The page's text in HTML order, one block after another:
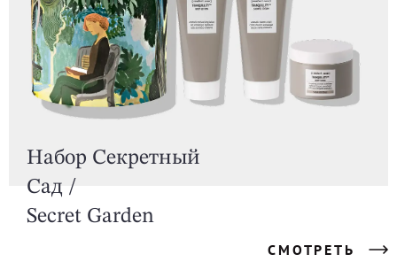
Набор Секретный
Сад /
Secret Garden
СМОТРЕТЬ